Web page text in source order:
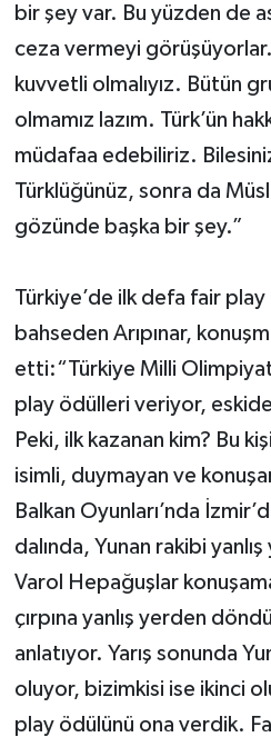
bir şey var. Bu yüzden de
ceza vermeyi
kuvvetli olmalıyız. Bütün
olmamız lazım. Türk’ün
müdafaa edebiliriz.
Türklüğünüz, sonra da
gözünde başka bir şey.”
Türkiye’de ilk defa fair
bahseden Arıpınar,
etti:“Türkiye Milli
play ödülleri veriyor,
Peki, ilk kazanan kim? Bu
isimli, duymayan ve
Balkan Oyunları’nda
dalında, Yunan rakibi
Varol Hepağuşlar
çırpına yanlış yerden
anlatıyor. Yarış sonunda
oluyor, bizimkisi ise ikinci
play ödülünü ona verdik.